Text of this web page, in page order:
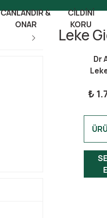
CANLANDIR &
ONAR
CILDINI
KORU
Leke
Dr
₺